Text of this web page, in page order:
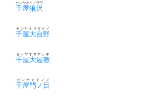
千屋狼沢
センヤオイノザワ
千屋大台野
センヤオオダイノ
千屋大屋敷
センヤオオヤシキ
千屋門ノ目
センヤカドノメ